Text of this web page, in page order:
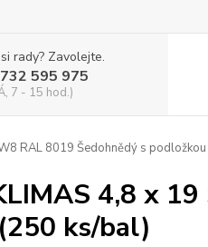
rady? Zavolejte.
595 975
7 - 15 hod.)
RAL 8019 Šedohnědý s
4,8 x 19
ks/bal)